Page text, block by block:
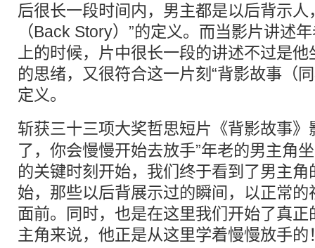
后很长一段时间内，男主都是以后背示人
（Back Story）”的定义。而当影片讲述
上的时候，片中很长一段的讲述不过是
的思绪，又很符合这一片刻“背影故事（
定义。
斩获三十三项大奖哲思短片《背影故事》
了，你会慢慢开始去放手”年老的男主角
的关键时刻开始，我们终于看到了男主
始，那些以后背展示过的瞬间，以正常
面前。同时，也是在这里我们开始了真
主角来说，他正是从这里学着慢慢放手的